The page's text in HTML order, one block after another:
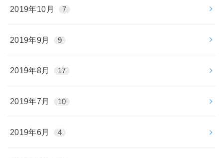
2019年10月 7
2019年9月 9
2019年8月 17
2019年7月 10
2019年6月 4